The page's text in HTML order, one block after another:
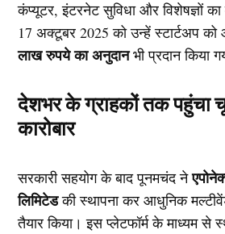
कंप्यूटर, इंटरनेट सुविधा और विशेषज्ञों का
17 अक्टूबर 2025 को उन्हें स्टार्टअप
लाख रुपये का अनुदानभी प्रदान किया
देशभर के ग्राहकों तक पहुंचा
कारोबार
सरकारी सहयोग के बाद पूनमचंद ने
लिमिटेडकी स्थापना कर आधुनिक
तैयार किया। इस प्लेटफॉर्म के माध्यम से